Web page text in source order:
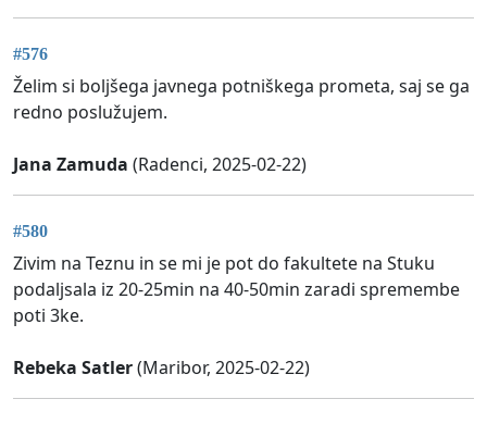
#576
Želim si boljšega javnega potniškega prometa, saj se ga
redno poslužujem.
Jana Zamuda (Radenci, 2025-02-22)
#580
Zivim na Teznu in se mi je pot do fakultete na Stuku
podaljsala iz 20-25min na 40-50min zaradi spremembe
poti 3ke.
Rebeka Satler(Maribor, 2025-02-22)